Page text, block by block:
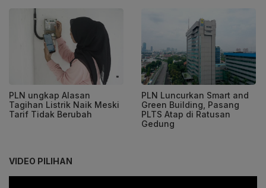
PLN ungkap Alasan
Tagihan Listrik Naik Meski
Tarif Tidak Berubah
PLN Luncurkan Smart and
Green Building, Pasang
PLTS Atap di Ratusan
Gedung
VIDEO PILIHAN